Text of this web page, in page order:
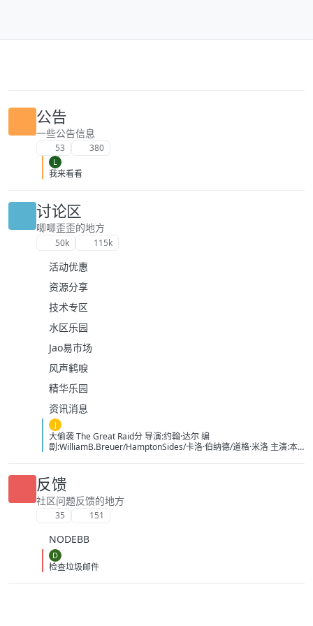
公告
一些公告信息
53 380
L
我来看看
讨论区
唧唧歪歪的地方
50k 115k
活动优惠
资源分享
技术专区
水区乐园
Jao易市场
风声鹤唳
精华乐园
资讯消息
J
大偷袭 The Great Raid分 导演:约翰·达尔 编
剧:WilliamB.Breuer/HamptonSides/卡洛·伯纳德/道格·米洛 主演:本
曼辛托斯/杰里米·卡拉汉/ScottMcLean/保罗·蒙塔尔班/克莱恩·克劳福
德/萨姆·沃辛顿/RoystonInnes/卢克·佩格勒/代尔·戴/杰罗姆·埃勒斯/布
雷特·塔克/KristianSchmid/瓦维克·杨/TimCampbell/马特·多兰/约瑟夫
·费因斯/马尔顿·索克斯/罗根·马歇尔-格林/尼古拉斯·贝尔/肯尼·道提/克
里斯托弗·詹姆斯·贝克/康妮·尼尔森/娜塔莉·杰克逊·门多萨/原丽淇/奥
泉原丰/保罗·纳高奇/DavidChamberlain/宇佐美慎吾/塞萨尔·蒙塔
诺/RichardJoson/KennethMoraleda/卓丹·李/里昂·福德/马修·纽
顿/JacksonRaine/道格拉斯·麦克阿瑟/富兰克林·德拉诺·罗斯福/艾德琳·
冈野/HidekiTojo 类型:剧情/动作/战争 制片国家/地区:美国/澳大利亚
反馈
社区问题反馈的地方
35 151
NODEBB
D
检查垃圾邮件